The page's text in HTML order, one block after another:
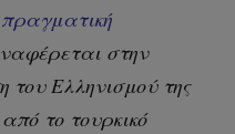
στην
του Ελληνισμού της
το τουρκικό